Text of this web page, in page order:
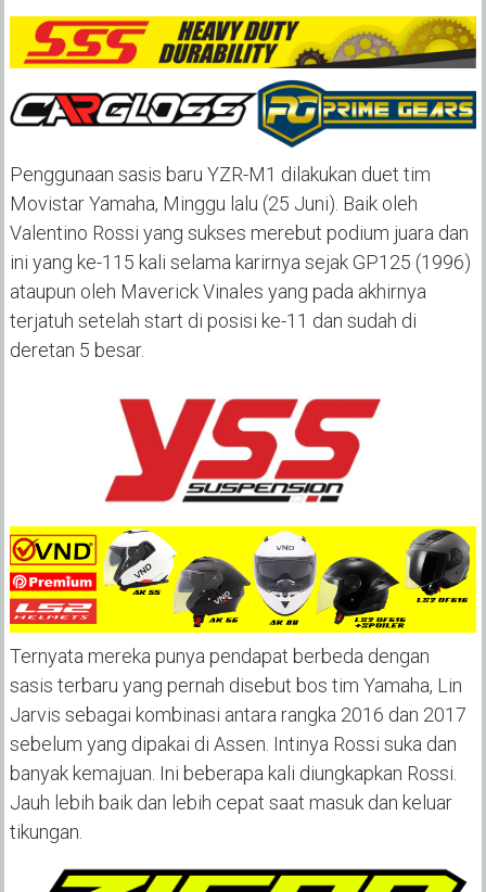
Penggunaan sasis baru YZR-M1 dilakukan duet tim
Movistar Yamaha, Minggu lalu (25 Juni). Baik oleh
Valentino Rossi yang sukses merebut podium juara dan
ini yang ke-115 kali selama karirnya sejak GP125 (1996)
ataupun oleh Maverick Vinales yang pada akhirnya
terjatuh setelah start di posisi ke-11 dan sudah di
deretan 5 besar.
Ternyata mereka punya pendapat berbeda dengan
sasis terbaru yang pernah disebut bos tim Yamaha, Lin
Jarvis sebagai kombinasi antara rangka 2016 dan 2017
sebelum yang dipakai di Assen. Intinya Rossi suka dan
banyak kemajuan. Ini beberapa kali diungkapkan Rossi.
Jauh lebih baik dan lebih cepat saat masuk dan keluar
tikungan.